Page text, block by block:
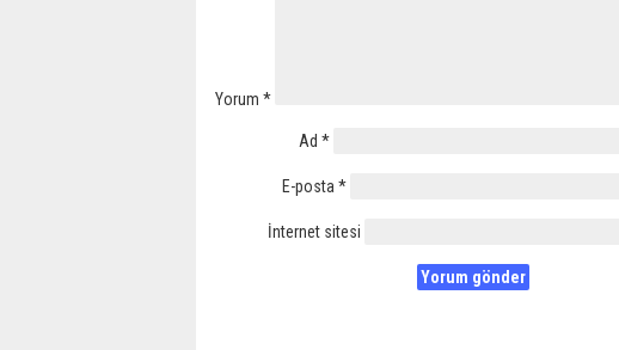
Yorum *
Ad *
E-posta *
İnternet sitesi